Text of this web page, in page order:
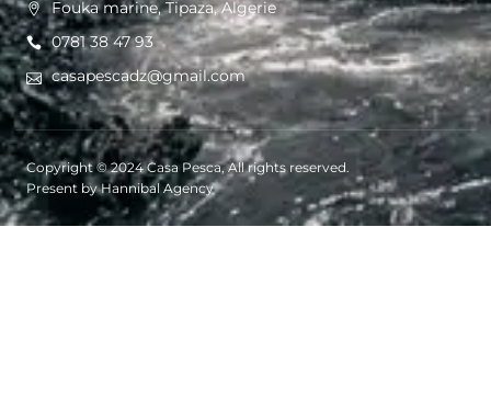
Fouka marine, Tipaza, Algerie
0781 38 47 93
casapescadz@gmail.com
Copyright © 2024 Casa Pesca, All rights reserved.
Present by Hannibal Agency